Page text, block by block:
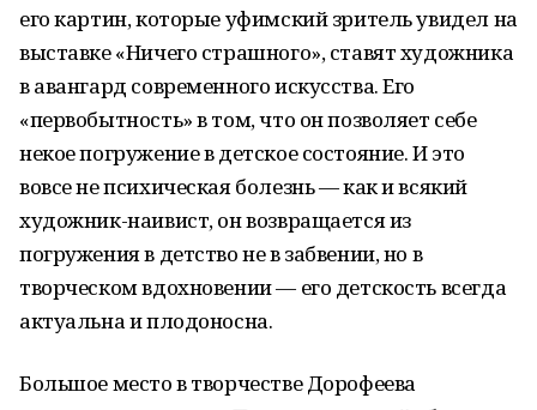
его картин, которые уфимский зритель увидел на
выставке «Ничего страшного», ставят художника
в авангард современного искусства. Его
«первобытность» в том, что он позволяет себе
некое погружение в детское состояние. И это
вовсе не психическая болезнь — как и всякий
художник-наивист, он возвращается из
погружения в детство не в забвении, но в
творческом вдохновении — его детскость всегда
актуальна и плодоносна.
Большое место в творчестве Дорофеева